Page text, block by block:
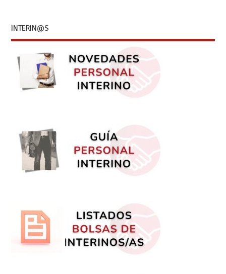
INTERIN@S